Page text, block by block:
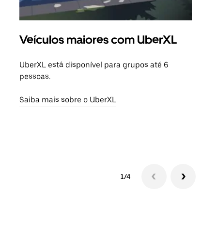
Veículos maiores com UberXL
UberXL está disponível para grupos até 6
pessoas.
Saiba mais sobre o UberXL
1/4